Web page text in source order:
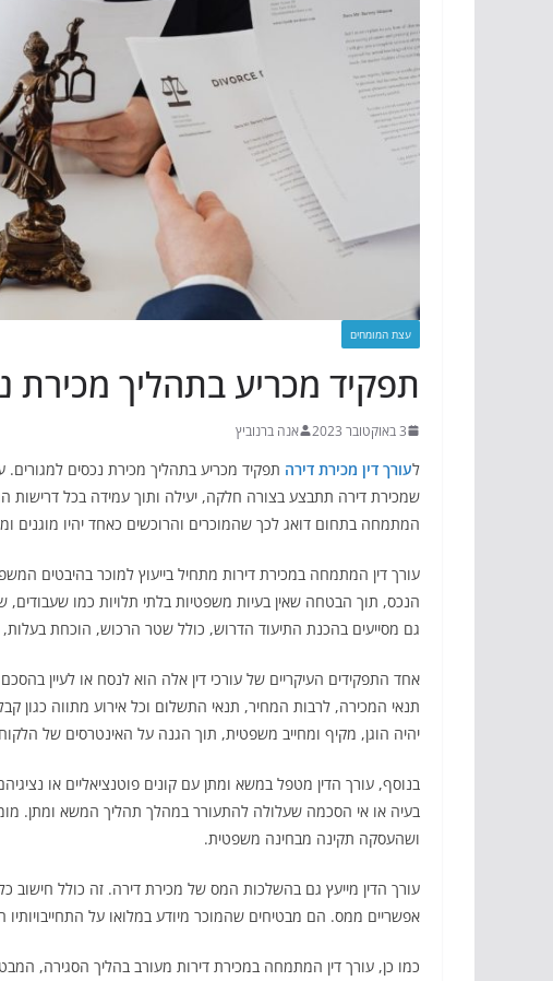
עצת המומחים
תפקיד מכריע בתהליך מכירת
3 באוקטובר 2023 אנה ברנוביץ
לעורך דין מכירת דירה תפקיד מכריע בתהליך מכירת נכסים
שמכירת דירה תתבצע בצורה חלקה, יעילה ותוך עמידה בכל דרישות
המתמחה בתחום דואג לכך שהמוכרים והרוכשים כאחד יהיו מוגנים
עורך דין המתמחה במכירת דירות מתחיל בייעוץ למוכר בהיבטים
הנכס, תוך הבטחה שאין בעיות משפטיות בלתי תלויות כמו
גם מסייעים בהכנת התיעוד הדרוש, כולל שטר הרכוש, הוכחת בעלות,
אחד התפקידים העיקריים של עורכי דין אלה הוא לנסח או לעיין
תנאי המכירה, לרבות המחיר, תנאי התשלום וכל אירוע מתווה כגון
יהיה הוגן, מקיף ומחייב משפטית, תוך הגנה על האינטרסים של
בנוסף, עורך הדין מטפל במשא ומתן עם קונים פוטנציאליים או
בעיה או אי הסכמה שעלולה להתעורר במהלך תהליך המשא ומתן.
ושהעסקה תקינה מבחינה משפטית.
עורך הדין מייעץ גם בהשלכות המס של מכירת דירה. זה כולל חישוב כל
אפשריים ממס. הם מבטיחים שהמוכר מיודע במלואו על התחייבויותיו
כמו כן, עורך דין המתמחה במכירת דירות מעורב בהליך הסגירה,